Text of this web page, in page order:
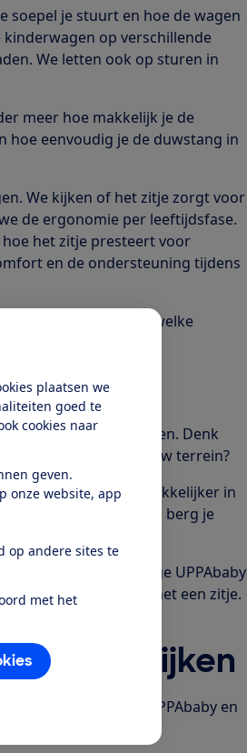
plaatsen we
goed te
cookies naar
geven.
onze website, app
op andere sites te
met het
soepel je stuurt en hoe de wagen
op verschillende
We letten ook op sturen in
meer hoe makkelijk je de
hoe eenvoudig je de duwstang in
We kijken of het zitje zorgt voor
de ergonomie per leeftijdsfase.
hoe het zitje presteert voor
en de ondersteuning tijdens
UPPAbaby. Zo zie je welke
kopen
waar je op kunt letten. Denk
juist wandelen op ruw terrein?
kinderwagen til je makkelijker in
eenvoudiger mee en berg je
Sommige UPPAbaby
reiswieg en later met een zitje.
vergelijken
kinderwagens van UPPAbaby en
jou belangrijk zijn: